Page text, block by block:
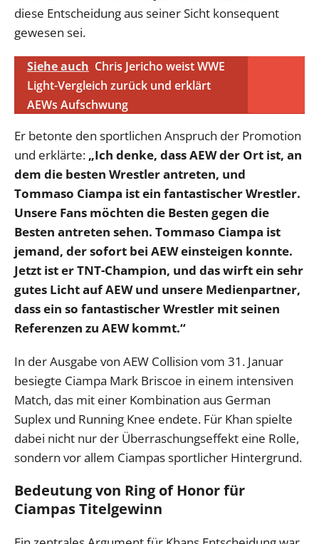
diese Entscheidung aus seiner Sicht konsequent
gewesen sei.
Siehe auch Chris Jericho weist WWE
Light-Vergleich zurück und erklärt
AEWs Aufschwung
Er betonte den sportlichen Anspruch der Promotion
und erklärte: „Ich denke, dass AEW der Ort ist, an
dem die besten Wrestler antreten, und
Tommaso Ciampa ist ein fantastischer Wrestler.
Unsere Fans möchten die Besten gegen die
Besten antreten sehen. Tommaso Ciampa ist
jemand, der sofort bei AEW einsteigen konnte.
Jetzt ist er TNT-Champion, und das wirft ein sehr
gutes Licht auf AEW und unsere Medienpartner,
dass ein so fantastischer Wrestler mit seinen
Referenzen zu AEW kommt.“
In der Ausgabe von AEW Collision vom 31. Januar
besiegte Ciampa Mark Briscoe in einem intensiven
Match, das mit einer Kombination aus German
Suplex und Running Knee endete. Für Khan spielte
dabei nicht nur der Überraschungseffekt eine Rolle,
sondern vor allem Ciampas sportlicher Hintergrund.
Bedeutung von Ring of Honor für
Ciampas Titelgewinn